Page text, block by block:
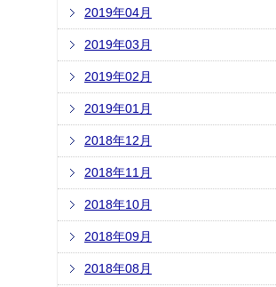
2019年04月
2019年03月
2019年02月
2019年01月
2018年12月
2018年11月
2018年10月
2018年09月
2018年08月